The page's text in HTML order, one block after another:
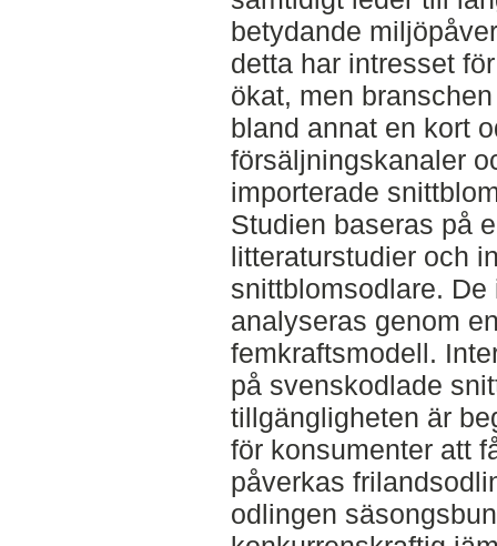
betydande
detta har intresset
ökat, men
bland annat en kort
försäljningskanaler
importerade
Studien baseras på
litteraturstudier och
snittblomsodlare.
analyseras genom
femkraftsmodell.
på svenskodlade
tillgängligheten är
för konsumenter att
påverkas
odlingen